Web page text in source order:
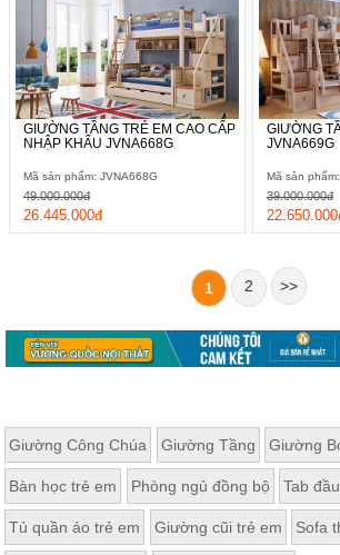
GIƯỜNG TẦNG TRẺ EM CAO CẤP
NHẬP KHẨU JVNA668G
Mã sản phẩm: JVNA668G
26.445.000đ
49.000.000đ
GIƯỜNG
JVNA669G
Mã sản
39.000.000đ
1 2 >>
Giường Công Chúa Giường Tầng Giường
Bàn học trẻ em Phòng ngủ đồng bộ Tab
Tủ quần áo trẻ em Giường cũi trẻ em Sofa